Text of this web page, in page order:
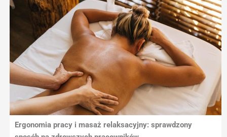
Ergonomia pracy i masaż relaksacyjny: sprawdzony